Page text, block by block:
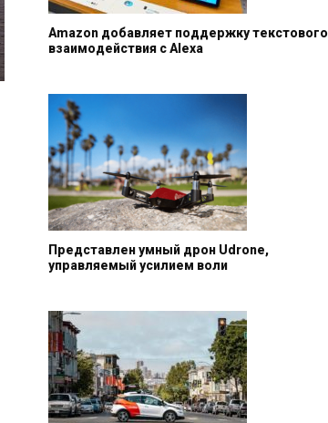
Amazon добавляет поддержку текстового
взаимодействия с Alexa
Представлен умный дрон Udrone,
управляемый усилием воли